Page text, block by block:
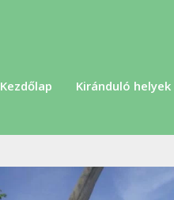
Kezdőlap Kiránduló helyek